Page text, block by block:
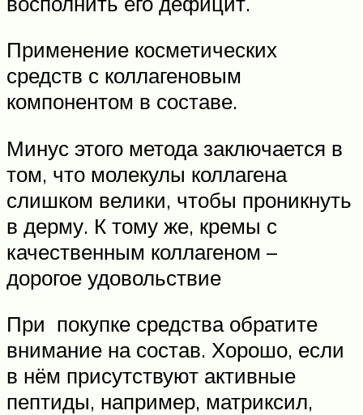
Применение косметических
средств с коллагеновым
компонентом в составе.
Минус этого метода заключается в
том, что молекулы коллагена
слишком велики, чтобы проникнуть
в дерму. К тому же, кремы с
качественным коллагеном –
дорогое удовольствие
При покупке средства обратите
внимание на состав. Хорошо, если
в нём присутствуют активные
пептиды, например, матриксил,